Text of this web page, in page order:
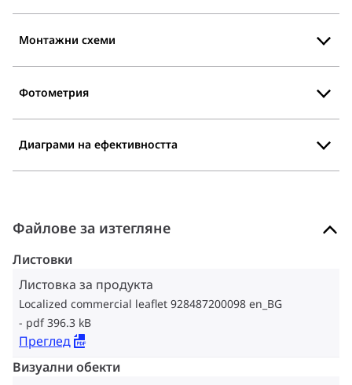
Монтажни схеми
Фотометрия
Диаграми на ефективността
Файлове за изтегляне
Листовки
Листовка за продукта
Localized commercial leaflet 928487200098 en_BG
pdf 396.3 kB
Преглед
Визуални обекти